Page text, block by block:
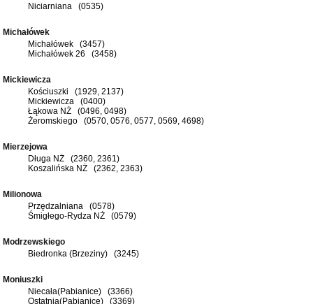
Niciarniana (0535)
Michałówek
Michałówek (3457)
Michałówek 26 (3458)
Mickiewicza
Kościuszki (1929, 2137)
Mickiewicza (0400)
Łąkowa NŻ (0496, 0498)
Żeromskiego (0570, 0576, 0577, 0569, 4698)
Mierzejowa
Długa NŻ (2360, 2361)
Koszalińska NŻ (2362, 2363)
Milionowa
Przędzalniana (0578)
Śmigłego-Rydza NŻ (0579)
Modrzewskiego
Biedronka (Brzeziny) (3245)
Moniuszki
Niecała(Pabianice) (3366)
Ostatnia(Pabianice) (3369)